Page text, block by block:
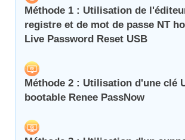
Méthode 1 : Utilisation de
registre et de mot de passe NT
Live Password Reset USB
Méthode 2 : Utilisation d'une clé
bootable Renee PassNow